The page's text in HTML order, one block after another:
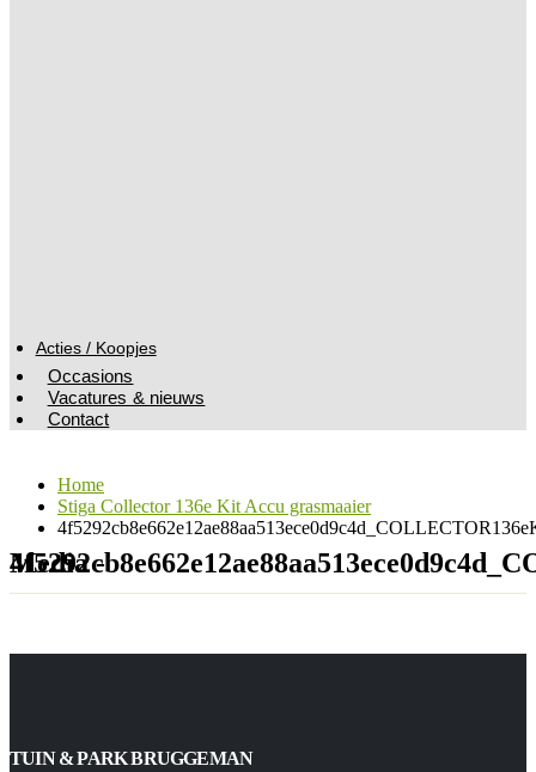
Acties / Koopjes
Occasions
Vacatures & nieuws
Contact
Home
Stiga Collector 136e Kit Accu grasmaaier
Media -
TUIN & PARK BRUGGEMAN